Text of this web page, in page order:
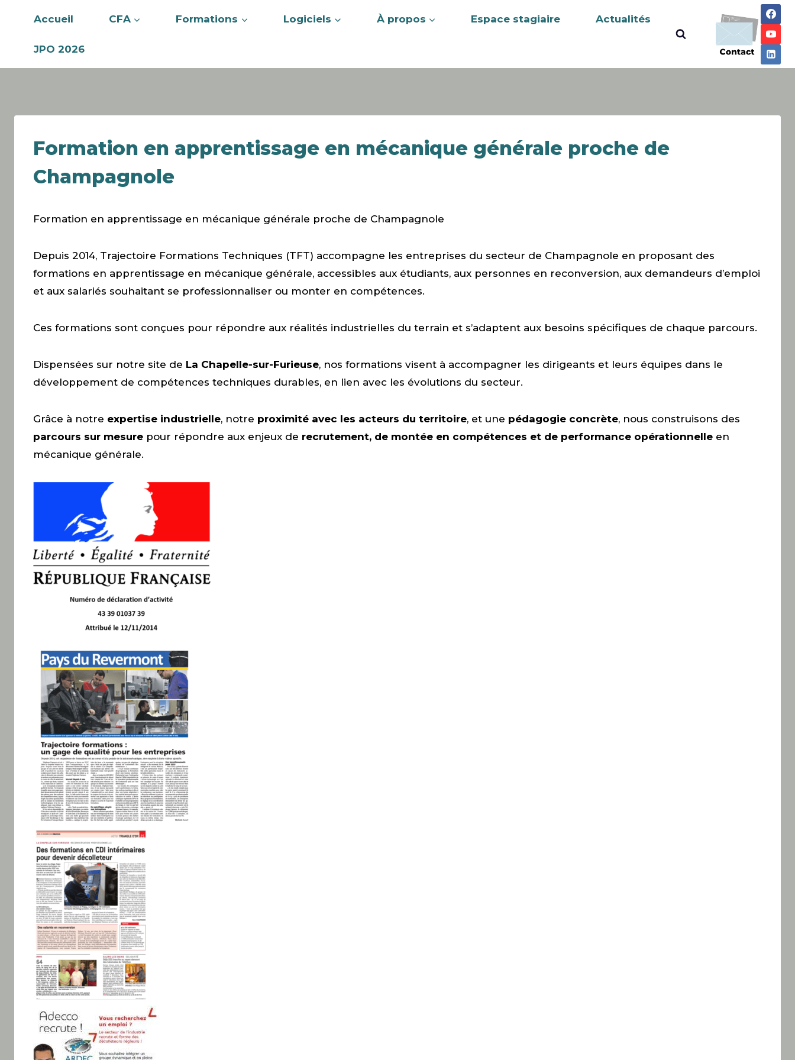
Accueil CFA Formations Logiciels À propos Espace stagiaire Actualités
JPO 2026
Formation en apprentissage en mécanique générale proche de
Champagnole
Formation en apprentissage en mécanique générale proche de Champagnole
Depuis 2014, Trajectoire Formations Techniques (TFT) accompagne les entreprises du secteur de Champagnole en proposant des
formations en apprentissage en mécanique générale, accessibles aux étudiants, aux personnes en reconversion, aux demandeurs d’emploi
et aux salariés souhaitant se professionnaliser ou monter en compétences.
Ces formations sont conçues pour répondre aux réalités industrielles du terrain et s’adaptent aux besoins spécifiques de chaque parcours.
Dispensées sur notre site de La Chapelle-sur-Furieuse, nos formations visent à accompagner les dirigeants et leurs équipes dans le
développement de compétences techniques durables, en lien avec les évolutions du secteur.
Grâce à notre expertise industrielle, notre proximité avec les acteurs du territoire, et une pédagogie concrète, nous construisons des
parcours sur mesure pour répondre aux enjeux de recrutement, de montée en compétences et de performance opérationnelle en
mécanique générale.